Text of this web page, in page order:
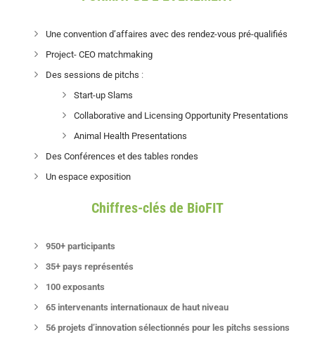
Une convention d’affaires avec des rendez-vous pré-qualifiés
Project- CEO matchmaking
Des sessions de pitchs :
Start-up Slams
Collaborative and Licensing Opportunity Presentations
Animal Health Presentations
Des Conférences et des tables rondes
Un espace exposition
Chiffres-clés de BioFIT
950+ participants
35+ pays représentés
100 exposants
65 intervenants internationaux de haut niveau
56 projets d’innovation sélectionnés pour les pitchs sessions